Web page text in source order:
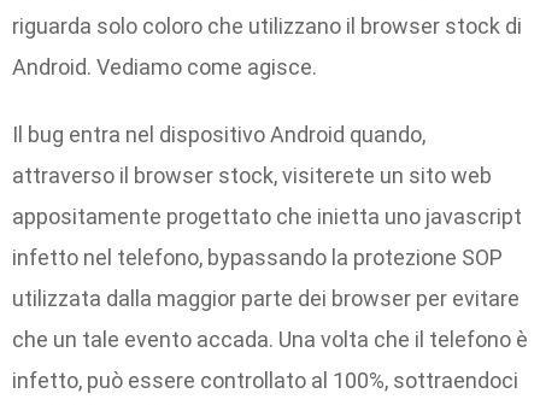
riguarda solo coloro che utilizzano il browser stock di
Android. Vediamo come agisce.
Il bug entra nel dispositivo Android quando,
attraverso il browser stock, visiterete un sito web
appositamente progettato che inietta uno javascript
infetto nel telefono, bypassando la protezione SOP
utilizzata dalla maggior parte dei browser per evitare
che un tale evento accada. Una volta che il telefono è
infetto, può essere controllato al 100%, sottraendoci